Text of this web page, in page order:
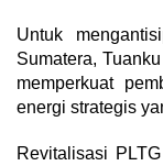
Untuk
Sumatera,
memperkuat
energi strategis
Revitalisasi